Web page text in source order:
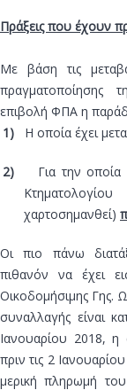
Πράξεις που έχουν
Με βάση τις
πραγματοποίησης
επιβολή ΦΠΑ η
1)
Η οποία έχει
2)
Για την
χαρτοσημανθεί)
Οι πιο πάνω
πιθανόν να έχει
Οικοδομήσιμης Γης.
συναλλαγής είναι
Ιανουαρίου 2018, η
πριν τις 2
μερική πληρωμή